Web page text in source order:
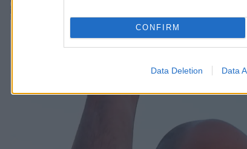
CONFIRM
Data Deletion Data
ΦΩΤΟ ΡΑΦΑΗΛ ΓΕΩΡΓΙΑΔΗΣ / EUROKINISSI